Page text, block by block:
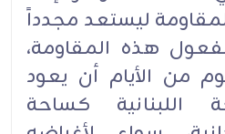
ليستعد مجدداً
هذه المقاومة،
من الأيام أن يعود
اللبنانية كساحة